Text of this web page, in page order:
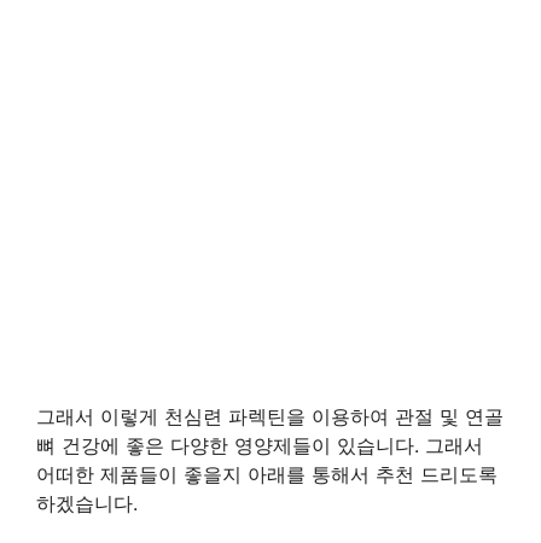
그래서 이렇게 천심련 파렉틴을 이용하여 관절 및 연골
뼈 건강에 좋은 다양한 영양제들이 있습니다. 그래서
어떠한 제품들이 좋을지 아래를 통해서 추천 드리도록
하겠습니다.